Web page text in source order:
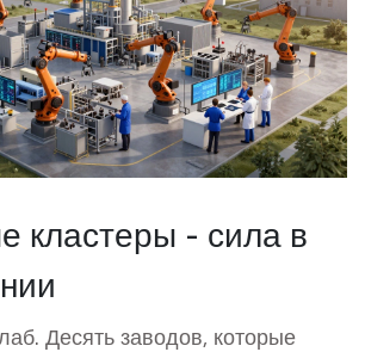
кластеры - сила в
Десять заводов, которые